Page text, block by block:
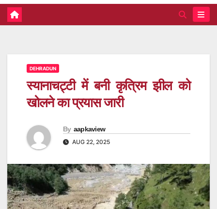
DEHRADUN
स्यानाचट्टी में बनी कृत्रिम झील को
खोलने का प्रयास जारी
By aapkaview
AUG 22, 2025